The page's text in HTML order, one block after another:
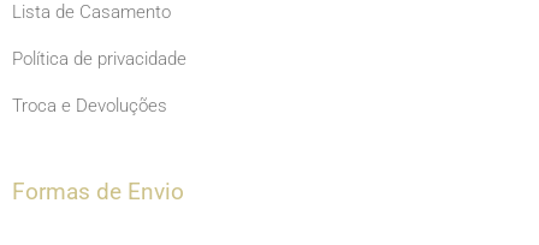
Lista de Casamento
Política de privacidade
Troca e Devoluções
Formas de Envio